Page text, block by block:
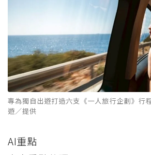
專為獨自出遊打造六支《一人旅行企劃》
遊／提供
AI重點